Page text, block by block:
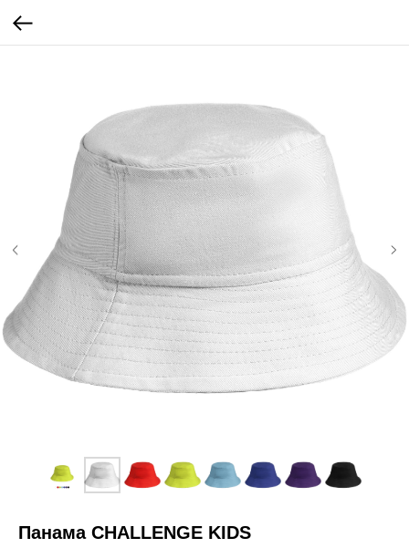
Панама CHALLENGE KIDS